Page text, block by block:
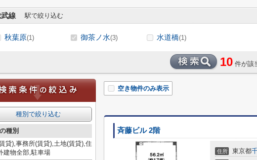
線 駅で絞り込む
秋葉原(1) 御茶ノ水(3) 水道橋(1)
10 件が該
空き物件のみ表示
斉藤ビル 2階
住所 東京都
種別で絞り込む
種別
貸),事務所(賃貸),土地(賃貸),住
建物全部,駐車場